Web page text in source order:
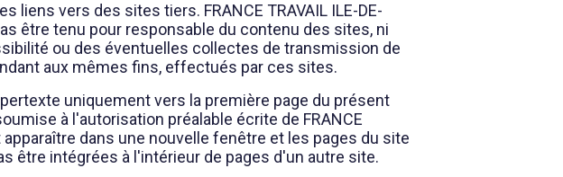
liens vers des sites tiers. FRANCE TRAVAIL ILE-DE-
être tenu pour responsable du contenu des sites, ni
ou des éventuelles collectes de transmission de
aux mêmes fins, effectués par ces sites.
uniquement vers la première page du présent
à l'autorisation préalable écrite de FRANCE
apparaître dans une nouvelle fenêtre et les pages du site
être intégrées à l'intérieur de pages d'un autre site.